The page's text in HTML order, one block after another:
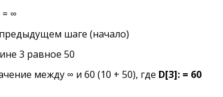
∞
шаге (начало)
3 равное 50
между ∞ и 60 (10 + 50), где D[3]: = 60